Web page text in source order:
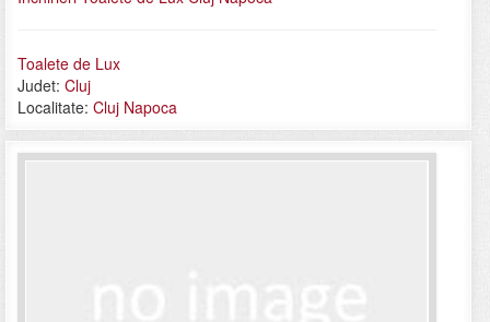
Toalete de Lux
Judet: Cluj
Localitate: Cluj Napoca